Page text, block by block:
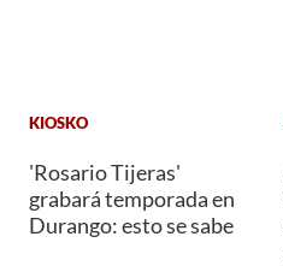
KIOSKO
'Rosario Tijeras'
grabará temporada en
Durango: esto se sabe